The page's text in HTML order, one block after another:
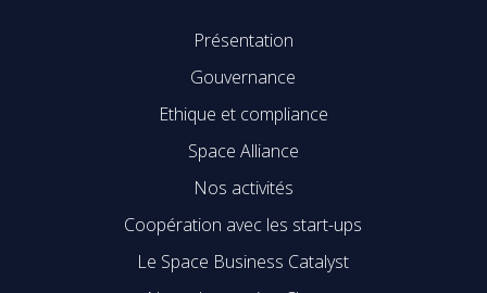
Présentation
Gouvernance
Ethique et compliance
Space Alliance
Nos activités
Coopération avec les start-ups
Le Space Business Catalyst